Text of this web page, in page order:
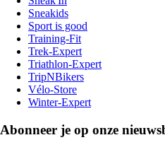
Sneakids
Sport is good
Training-Fit
Trek-Expert
Triathlon-Expert
TripNBikers
Vélo-Store
Winter-Expert
Abonneer je op onze